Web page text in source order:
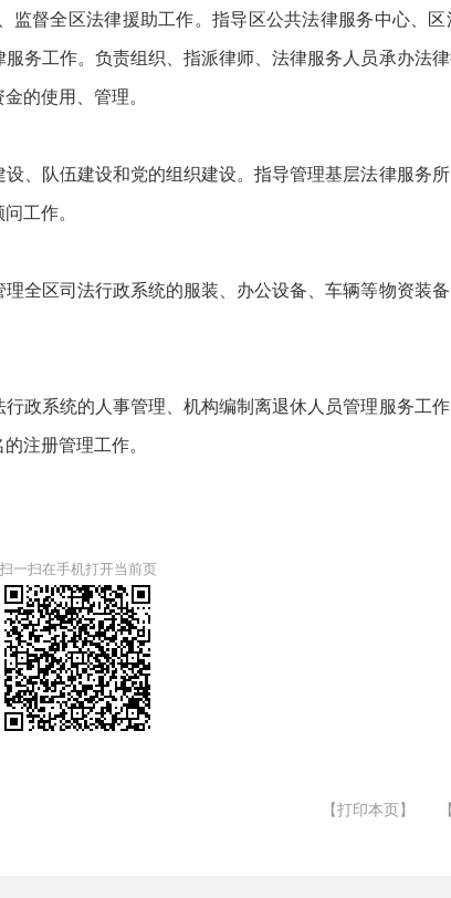
督全区法律援助工作。指导区公共法律服务中心、
务工作。负责组织、指派律师、法律服务人员承办法
的使用、管理。
、队伍建设和党的组织建设。指导管理基层法律服务
工作。
全区司法行政系统的服装、办公设备、车辆等物资装
政系统的人事管理、机构编制离退休人员管理服务工
注册管理工作。
扫一扫在手机打开当前页
【打印本页】